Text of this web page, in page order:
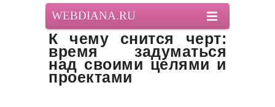
WEBDIANA.RU
К чему снится черт:
время задуматься
над своими целями и
проектами